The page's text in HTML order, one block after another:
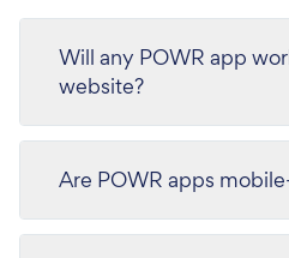
Will any POWR app
website?
Are POWR apps